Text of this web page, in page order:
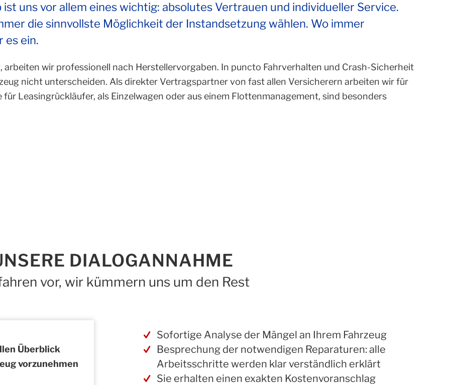
uns vor allem eines wichtig: absolutes Vertrauen und individueller Service.
die sinnvollste Möglichkeit der Instandsetzung wählen. Wo immer
es ein.
wir professionell nach Herstellervorgaben. In puncto Fahrverhalten und Crash-Sicherheit
nicht unterscheiden. Als direkter Vertragspartner von fast allen Versicherern arbeiten wir für
Leasingrückläufer, als Einzelwagen oder aus einem Flottenmanagement, sind besonders
DIALOGANNAHME
vor, wir kümmern uns um den Rest
Überblick
vorzunehmen
Sofortige Analyse der Mängel an Ihrem Fahrzeug
Besprechung der notwendigen Reparaturen: alle
Arbeitsschritte werden klar verständlich erklärt
Sie erhalten einen exakten Kostenvoranschlag